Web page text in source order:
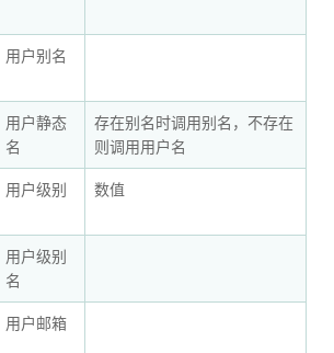
用户别名
用户静态
名
存在别名时调用别名，不存在
则调用用户名
用户级别 数值
用户级别
名
用户邮箱